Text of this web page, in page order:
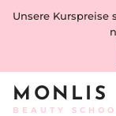
Skip to content
MONLIS
BEAUTY
Unsere Kurspreise